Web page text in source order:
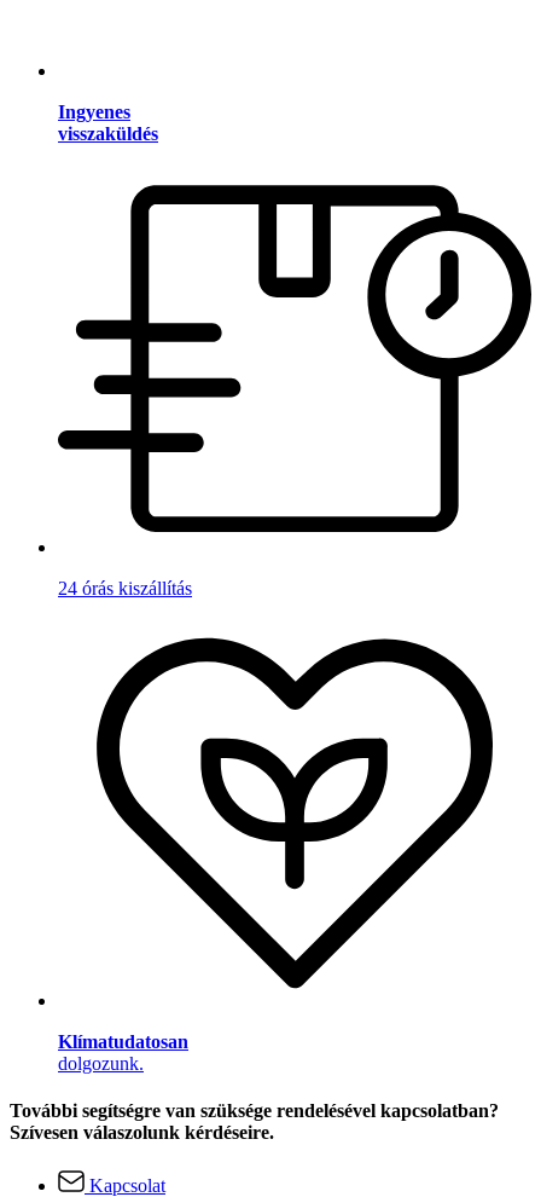
Ingyenes
visszaküldés
24 órás kiszállítás
Klímatudatosan
dolgozunk.
További segítségre van szüksége rendelésével kapcsolatban?
Szívesen válaszolunk kérdéseire.
Kapcsolat